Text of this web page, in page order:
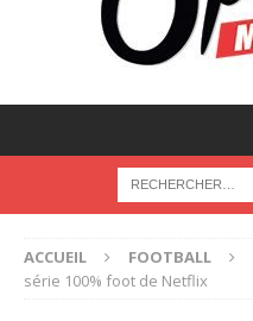
ACCUEIL FOOTBALL
série 100% foot de Netflix